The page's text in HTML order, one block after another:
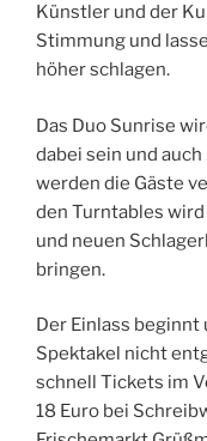
Künstler und der
Stimmung und
höher schlagen.
Das Duo Sunrise
dabei sein und
werden die Gäste
den Turntables
und neuen
bringen.
Der Einlass beginnt
Spektakel nicht
schnell Tickets im
18 Euro bei